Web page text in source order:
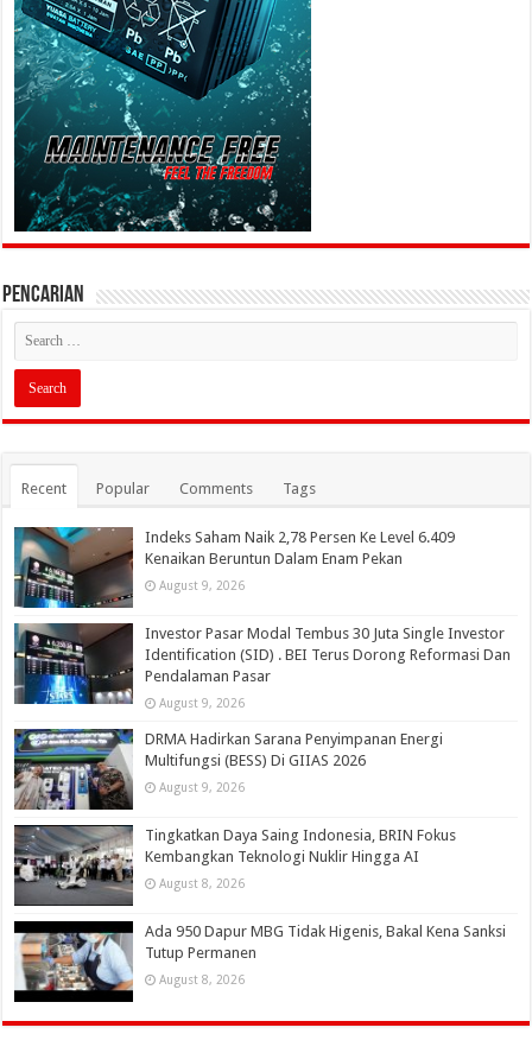
PENCARIAN
Recent Popular Comments Tags
Indeks Saham Naik 2,78 Persen Ke Level 6.409
Kenaikan Beruntun Dalam Enam Pekan
August 9, 2026
Investor Pasar Modal Tembus 30 Juta Single Investor
Identification (SID) . BEI Terus Dorong Reformasi Dan
Pendalaman Pasar
August 9, 2026
DRMA Hadirkan Sarana Penyimpanan Energi
Multifungsi (BESS) Di GIIAS 2026
August 9, 2026
Tingkatkan Daya Saing Indonesia, BRIN Fokus
Kembangkan Teknologi Nuklir Hingga AI
August 8, 2026
Ada 950 Dapur MBG Tidak Higenis, Bakal Kena Sanksi
Tutup Permanen
August 8, 2026